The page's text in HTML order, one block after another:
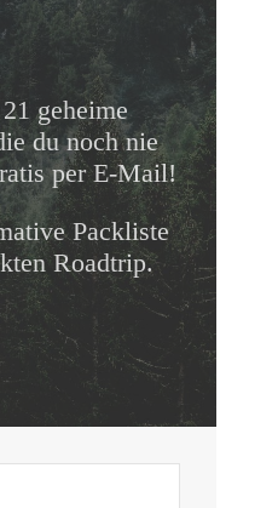
geheime
du noch nie
per E-Mail!
Packliste
Roadtrip.